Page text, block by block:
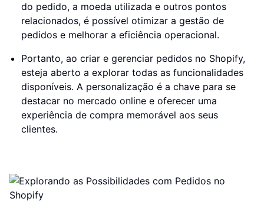
do pedido, a moeda utilizada e outros pontos
relacionados, é possível otimizar a gestão de
pedidos e melhorar a eficiência operacional.
Portanto, ao criar e gerenciar pedidos no Shopify,
esteja aberto a explorar todas as funcionalidades
disponíveis. A personalização é a chave para se
destacar no mercado online e oferecer uma
experiência de compra memorável aos seus
clientes.